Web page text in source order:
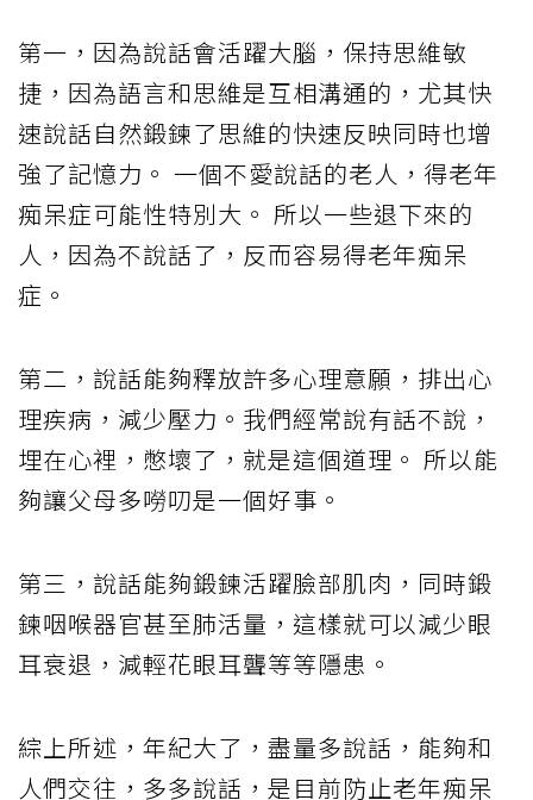
第一，因為說話會活躍大腦，保持思維敏
捷，因為語言和思維是互相溝通的，尤其快
速說話自然鍛鍊了思維的快速反映同時也增
強了記憶力。 一個不愛說話的老人，得老年
痴呆症可能性特別大。 所以一些退下來的
人，因為不說話了，反而容易得老年痴呆
症。
第二，說話能夠釋放許多心理意願，排出心
理疾病，減少壓力。我們經常說有話不說，
埋在心裡，憋壞了，就是這個道理。 所以能
夠讓父母多嘮叨是一個好事。
第三，說話能夠鍛鍊活躍臉部肌肉，同時鍛
鍊咽喉器官甚至肺活量，這樣就可以減少眼
耳衰退，減輕花眼耳聾等等隱患。
綜上所述，年紀大了，盡量多說話，能夠和
人們交往，多多說話，是目前防止老年痴呆